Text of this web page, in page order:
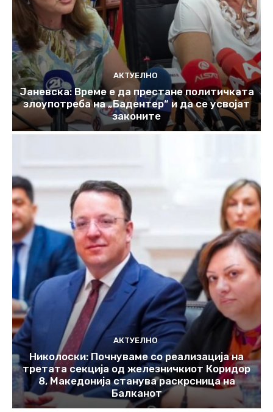
АКТУЕЛНО
Јаневска: Време е да престане политичката
злоупотреба на „Бадентер“ и да се усвојат
законите
АКТУЕЛНО
Николоски: Почнуваме со реализација на
третата секција од железничкиот Коридор
8, Македонија станува раскрсница на
Балканот